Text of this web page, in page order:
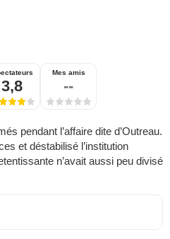
3,8
Mes amis
--
pendant l’affaire dite d’Outreau.
et déstabilisé l’institution
n’avait aussi peu divisé